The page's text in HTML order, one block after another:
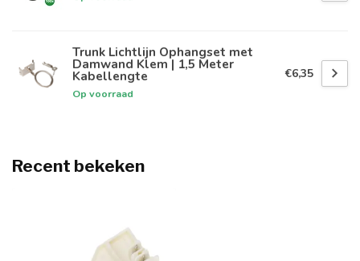
Trunk Lichtlijn Ophangset met
Damwand Klem | 1,5 Meter
Kabellengte
Op voorraad
€6,35
Recent bekeken